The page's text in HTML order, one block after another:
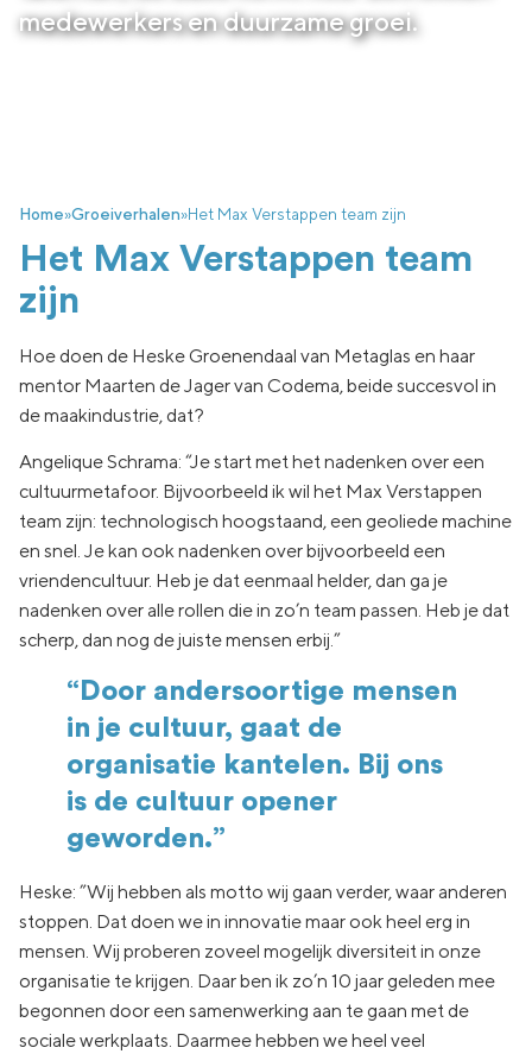
medewerkers en duurzame groei.
Home»Groeiverhalen»Het Max Verstappen team zijn
Het Max Verstappen team
zijn
Hoe doen de Heske Groenendaal van Metaglas en haar
mentor Maarten de Jager van Codema, beide succesvol in
de maakindustrie, dat?
Angelique Schrama: “Je start met het nadenken over een
cultuurmetafoor. Bijvoorbeeld ik wil het Max Verstappen
team zijn: technologisch hoogstaand, een geoliede machine
en snel. Je kan ook nadenken over bijvoorbeeld een
vriendencultuur. Heb je dat eenmaal helder, dan ga je
nadenken over alle rollen die in zo’n team passen. Heb je dat
scherp, dan nog de juiste mensen erbij.”
“Door andersoortige mensen
in je cultuur, gaat de
organisatie kantelen. Bij ons
is de cultuur opener
geworden.”
Heske: ”Wij hebben als motto wij gaan verder, waar anderen
stoppen. Dat doen we in innovatie maar ook heel erg in
mensen. Wij proberen zoveel mogelijk diversiteit in onze
organisatie te krijgen. Daar ben ik zo’n 10 jaar geleden mee
begonnen door een samenwerking aan te gaan met de
sociale werkplaats. Daarmee hebben we heel veel